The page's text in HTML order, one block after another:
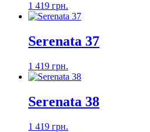
1 419 грн.
Serenata 37
1 419 грн.
Serenata 38
1 419 грн.